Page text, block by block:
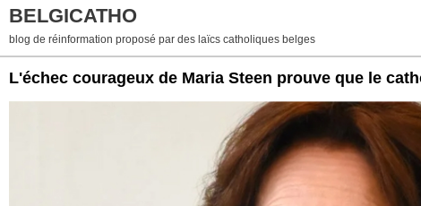
BELGICATHO
blog de réinformation proposé par des laïcs catholiques belges
L'échec courageux de Maria Steen prouve que le